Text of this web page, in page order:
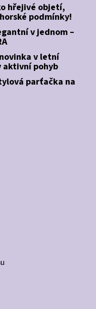
hřejivé objetí,
podmínky!
v jednom –
v letní
pohyb
parťačka na